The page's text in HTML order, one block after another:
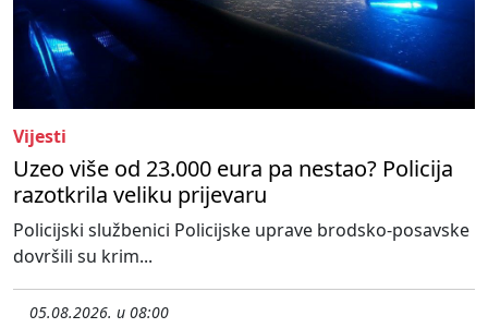
Vijesti
Uzeo više od 23.000 eura pa nestao? Policija
razotkrila veliku prijevaru
Policijski službenici Policijske uprave brodsko-posavske
dovršili su krim...
05.08.2026. u 08:00